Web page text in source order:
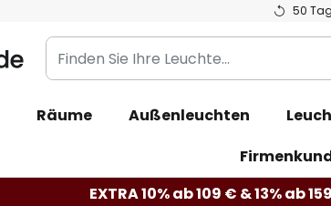
50
Finden
Sie
Leuchte...
Räume Außenleuchten
EXTRA 10% ab 109 € & 13% ab